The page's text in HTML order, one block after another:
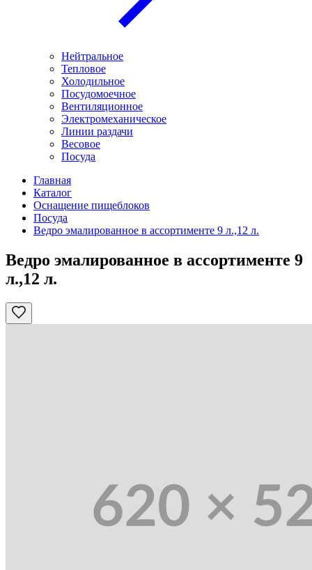
Нейтральное
Тепловое
Холодильное
Посудомоечное
Вентиляционное
Электромеханическое
Линии раздачи
Весовое
Посуда
Главная
Каталог
Оснащение пищеблоков
Посуда
Ведро эмалированное в ассортименте 9 л.,12 л.
Ведро эмалированное в ассортименте 9
л.,12 л.